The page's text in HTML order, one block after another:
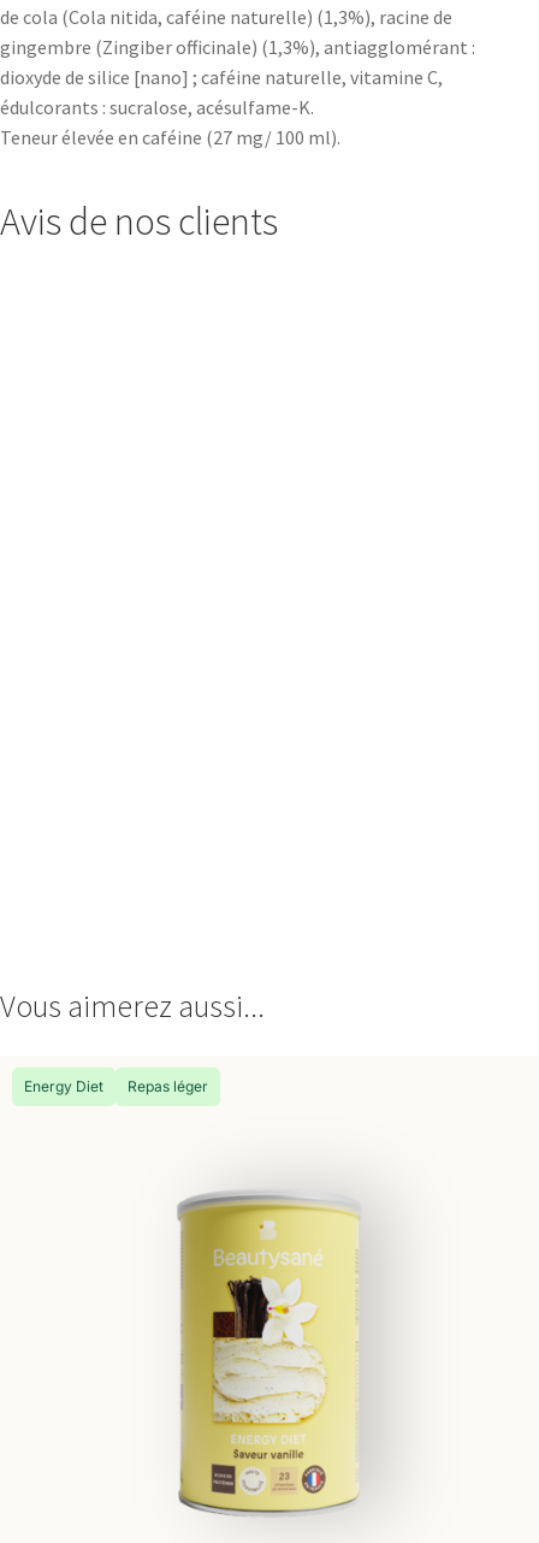
de cola (Cola nitida, caféine naturelle) (1,3%), racine de
gingembre (Zingiber officinale) (1,3%), antiagglomérant :
dioxyde de silice [nano] ; caféine naturelle, vitamine C,
édulcorants : sucralose, acésulfame-K.
Teneur élevée en caféine (27 mg/ 100 ml).
Avis de nos clients
Vous aimerez aussi...
Energy Diet Repas léger